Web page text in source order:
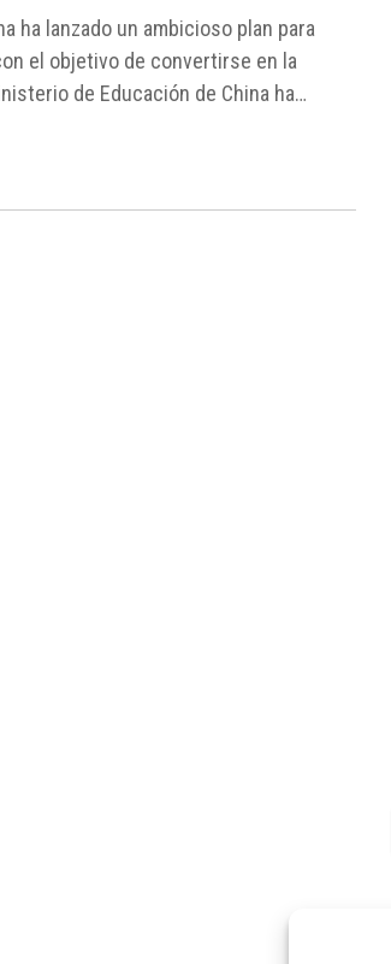
ha lanzado un ambicioso plan para
el objetivo de convertirse en la
de Educación de China ha